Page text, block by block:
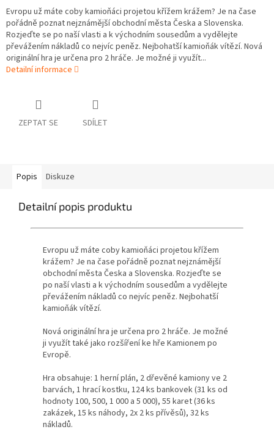
Evropu už máte coby kamioňáci projetou křížem krážem? Je na čase
pořádně poznat nejznámější obchodní města Česka a Slovenska.
Rozjeďte se po naší vlasti a k východním sousedům a vydělejte
převážením nákladů co nejvíc peněz. Nejbohatší kamioňák vítězí. Nová
originální hra je určena pro 2 hráče. Je možné ji využít...
Detailní informace
ZEPTAT SE SDÍLET
Popis Diskuze
Detailní popis produktu
Evropu už máte coby kamioňáci projetou křížem
krážem? Je na čase pořádně poznat nejznámější
obchodní města Česka a Slovenska. Rozjeďte se
po naší vlasti a k východním sousedům a vydělejte
převážením nákladů co nejvíc peněz. Nejbohatší
kamioňák vítězí.
Nová originální hra je určena pro 2 hráče. Je možné
ji využít také jako rozšíření ke hře Kamionem po
Evropě.
Hra obsahuje: 1 herní plán, 2 dřevěné kamiony ve 2
barvách, 1 hrací kostku, 124 ks bankovek (31 ks od
hodnoty 100, 500, 1 000 a 5 000), 55 karet (36 ks
zakázek, 15 ks náhody, 2x 2 ks přívěsů), 32 ks
nákladů.